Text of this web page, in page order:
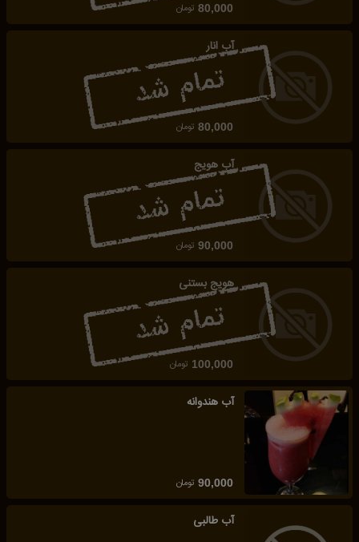
80,000 تومان
آب انار
80,000 تومان
آب هویج
90,000 تومان
هویج بستنی
100,000 تومان
آب هندوانه
90,000 تومان
آب طالبی